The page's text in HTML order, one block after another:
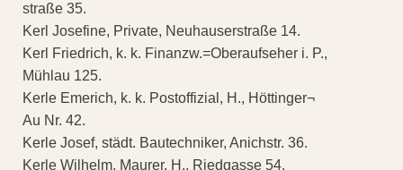
straße 35.
Kerl Josefine, Private, Neuhauserstraße 14.
Kerl Friedrich, k. k. Finanzw.=Oberaufseher i. P.,
Mühlau 125.
Kerle Emerich, k. k. Postoffizial, H., Höttinger¬
Au Nr. 42.
Kerle Josef, städt. Bautechniker, Anichstr. 36.
Kerle Wilhelm, Maurer, H., Riedgasse 54.